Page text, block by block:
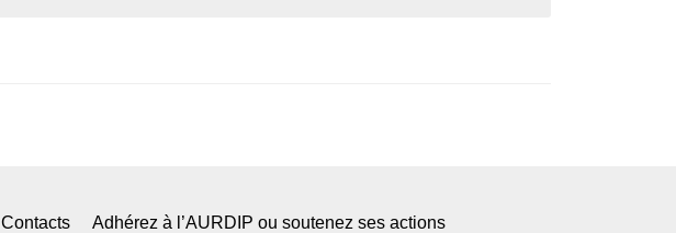
Contacts Adhérez à l’AURDIP ou soutenez ses actions